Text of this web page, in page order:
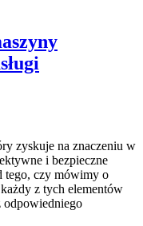
zyskuje na znaczeniu w
i bezpieczne
tego, czy mówimy o
z tych elementów
odpowiedniego